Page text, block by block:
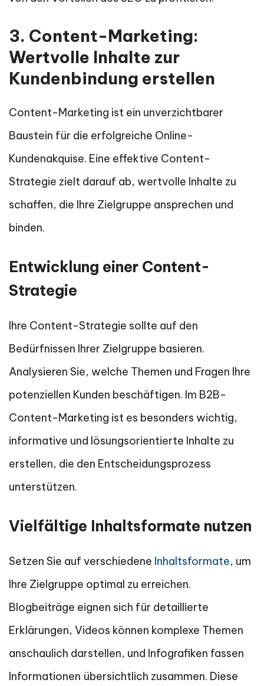
3. Content-Marketing:
Wertvolle Inhalte zur
Kundenbindung erstellen
Content-Marketing ist ein unverzichtbarer
Baustein für die erfolgreiche Online-
Kundenakquise. Eine effektive Content-
Strategie zielt darauf ab, wertvolle Inhalte zu
schaffen, die Ihre Zielgruppe ansprechen und
binden.
Entwicklung einer Content-
Strategie
Ihre Content-Strategie sollte auf den
Bedürfnissen Ihrer Zielgruppe basieren.
Analysieren Sie, welche Themen und Fragen Ihre
potenziellen Kunden beschäftigen. Im B2B-
Content-Marketing ist es besonders wichtig,
informative und lösungsorientierte Inhalte zu
erstellen, die den Entscheidungsprozess
unterstützen.
Vielfältige Inhaltsformate nutzen
Setzen Sie auf verschiedene Inhaltsformate, um
Ihre Zielgruppe optimal zu erreichen.
Blogbeiträge eignen sich für detaillierte
Erklärungen, Videos können komplexe Themen
anschaulich darstellen, und Infografiken fassen
Informationen übersichtlich zusammen. Diese